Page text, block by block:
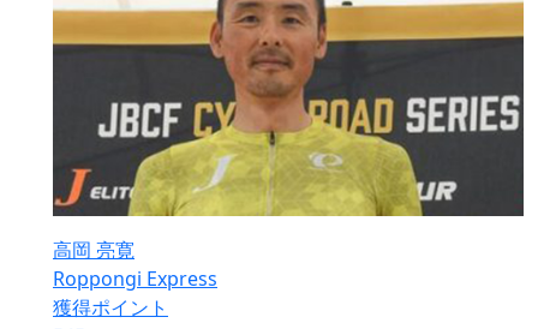
高岡 亮寛
Roppongi Express
獲得ポイント